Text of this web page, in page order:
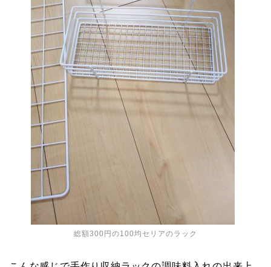
総額300円の100均セリアのラック